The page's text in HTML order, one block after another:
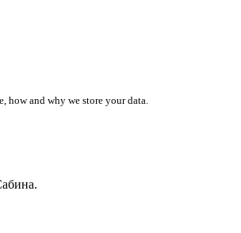
how and why we store your data.